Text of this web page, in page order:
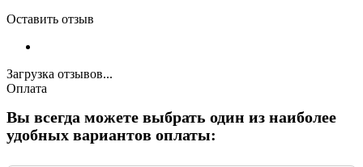
Оставить отзыв
Загрузка отзывов...
Оплата
Вы всегда можете выбрать один из наиболее
удобных вариантов оплаты: